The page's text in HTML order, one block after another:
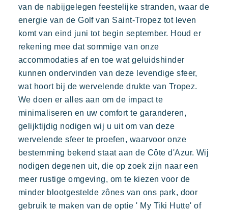
Kon Tiki
Ontsnap aan
Een idyllische omgeving direct gelegen aan het beroemde
strand van Pampelonne
Neem contact met ons op
Boeken
van de nabijgelegen feestelijke stranden, waar de
energie van de Golf van Saint-Tropez tot leven
komt van eind juni tot begin september. Houd er
rekening mee dat sommige van onze
accommodaties af en toe wat geluidshinder
kunnen ondervinden van deze levendige sfeer,
wat hoort bij de wervelende drukte van Tropez.
We doen er alles aan om de impact te
minimaliseren en uw comfort te garanderen,
gelijktijdig nodigen wij u uit om van deze
wervelende sfeer te proefen, waarvoor onze
bestemming bekend staat aan de Côte d'Azur. Wij
nodigen degenen uit, die op zoek zijn naar een
meer rustige omgeving, om te kiezen voor de
minder blootgestelde zônes van ons park, door
gebruik te maken van de optie ' My Tiki Hutte' of